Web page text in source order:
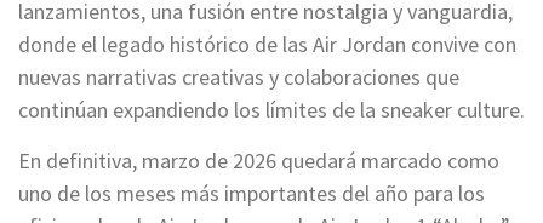
lanzamientos, una fusión entre nostalgia y vanguardia,
donde el legado histórico de las Air Jordan convive con
nuevas narrativas creativas y colaboraciones que
continúan expandiendo los límites de la sneaker culture.
En definitiva, marzo de 2026 quedará marcado como
uno de los meses más importantes del año para los